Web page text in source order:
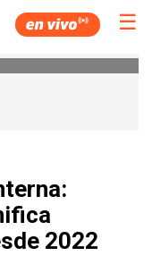
☰
2022